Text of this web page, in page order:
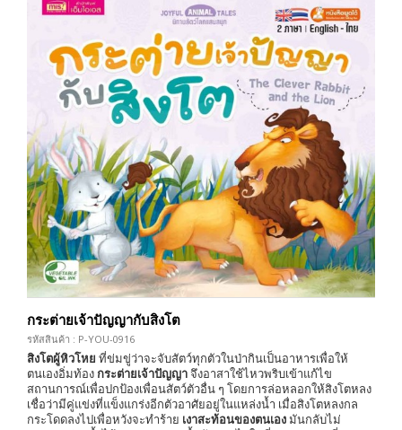
กระต่ายเจ้าปัญญากับสิงโต
รหัสสินค้า : P-YOU-0916
สิงโตผู้หิวโหย ที่ข่มขู่ว่าจะจับสัตว์ทุกตัวในป่ากินเป็นอาหารเพื่อให้
ตนเองอิ่มท้องกระต่ายเจ้าปัญญาจึงอาสาใช้ไหวพริบเข้าแก้ไข
สถานการณ์เพื่อปกป้องเพื่อนสัตว์ตัวอื่น ๆ โดยการล่อหลอกให้สิงโตหลง
เชื่อว่ามีคู่แข่งที่แข็งแกร่งอีกตัวอาศัยอยู่ในแหล่งน้ำ เมื่อสิงโตหลงกล
กระโดดลงไปเพื่อหวังจะทำร้าย เงาสะท้อนของตนเองมันกลับไม่